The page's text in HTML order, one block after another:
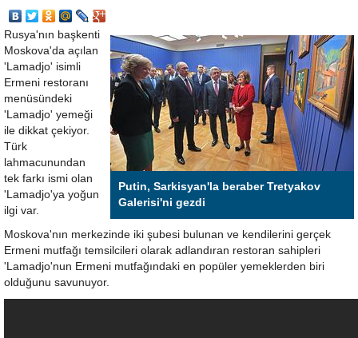
Putin, Sarkisyan'la beraber Tretyakov
Galerisi'ni gezdi
Rusya'nın başkenti
Moskova'da açılan
'Lamadjo' isimli
Ermeni restoranı
menüsündeki
'Lamadjo' yemeği
ile dikkat çekiyor.
Türk
lahmacunundan
tek farkı ismi olan
'Lamadjo'ya yoğun
ilgi var.
Moskova'nın merkezinde iki şubesi bulunan ve kendilerini gerçek
Ermeni mutfağı temsilcileri olarak adlandıran restoran sahipleri
'Lamadjo'nun Ermeni mutfağındaki en popüler yemeklerden biri
olduğunu savunuyor.